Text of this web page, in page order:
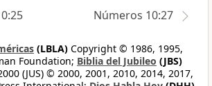
Números 10:27
(LBLA) Copyright © 1986, 1995,
Foundation; Biblia del Jubileo (JBS)
(JUS) © 2000, 2001, 2010, 2014, 2017,